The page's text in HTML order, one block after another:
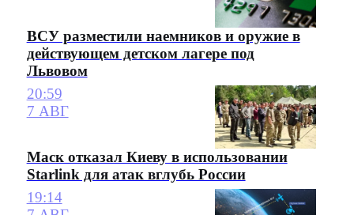
ВСУ разместили наемников и оружие в
действующем детском лагере под
Львовом
20:59
7 АВГ
Маск отказал Киеву в использовании
Starlink для атак вглубь России
19:14